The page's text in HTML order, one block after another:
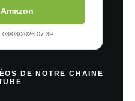
08/08/2026 07:39
DE NOTRE CHAINE